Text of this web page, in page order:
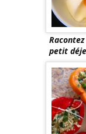
petit